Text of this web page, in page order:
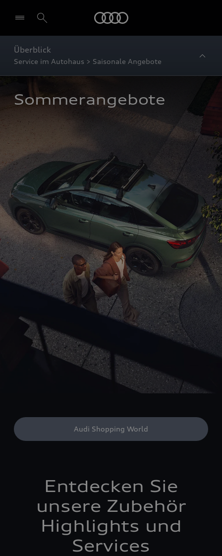
Überblick
Service im Autohaus > Saisonale Angebote
Sommerangebote
Audi Shopping World
Entdecken Sie
unsere Zubehör
Highlights und
Services